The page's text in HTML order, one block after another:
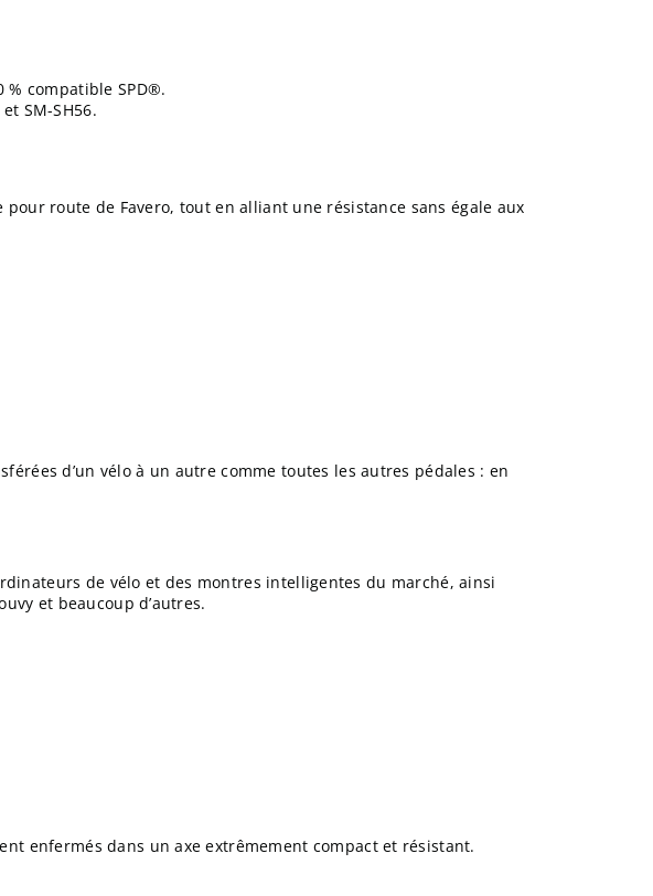
% compatible SPD®.
et SM-SH56.
route de Favero, tout en alliant une résistance sans égale aux
d’un vélo à un autre comme toutes les autres pédales : en
de vélo et des montres intelligentes du marché, ainsi
et beaucoup d’autres.
enfermés dans un axe extrêmement compact et résistant.